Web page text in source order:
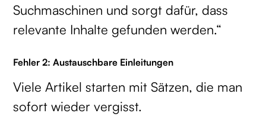
Suchmaschinen und sorgt dafür, dass
relevante Inhalte gefunden werden.“
Fehler 2: Austauschbare Einleitungen
Viele Artikel starten mit Sätzen, die man
sofort wieder vergisst.